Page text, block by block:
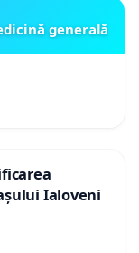
generală
Ialoveni